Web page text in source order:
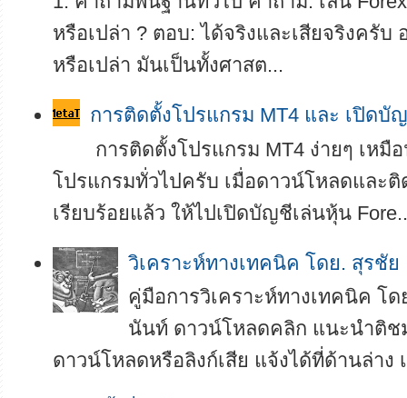
หรือเปล่า ? ตอบ: ได้จริงและเสียจริงครั
หรือเปล่า มันเป็นทั้งศาสต...
การติดตั้งโปรแกรม MT4 และ เปิดบั
การติดตั้งโปรแกรม MT4 ง่ายๆ เหมื
โปรแกรมทั่วไปครับ เมื่อดาวน์โหลดและ
เรียบร้อยแล้ว ให้ไปเปิดบัญชีเล่นหุ้น
­­วิเคราะห์ทางเทคนิค โดย. สุรชัย
คู่มือการวิเคราะห์ทางเทคนิค โ
นันท์ ดาวน์โหลดคลิก แนะนำติ
ดาวน์โหลดหรือลิงก์เสีย แจ้งได้ที่ด้านล่าง